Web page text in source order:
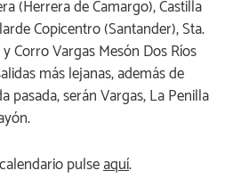
(Herrera de Camargo), Castilla
Copicentro (Santander), Sta.
Corro Vargas Mesón Dos Ríos
más lejanas, además de
pasada, serán Vargas, La Penilla
pulseaquí.